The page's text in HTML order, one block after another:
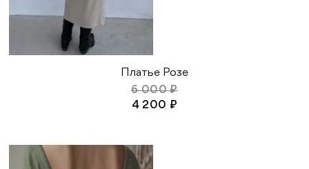
Платье Розе
6 000 ₽
4 200 ₽